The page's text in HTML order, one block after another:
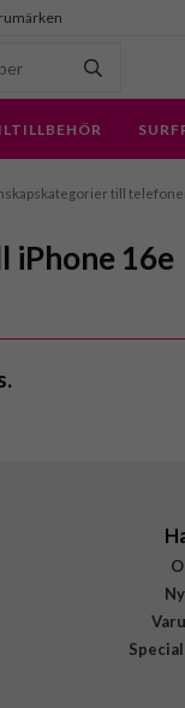
till
iPhone 16e